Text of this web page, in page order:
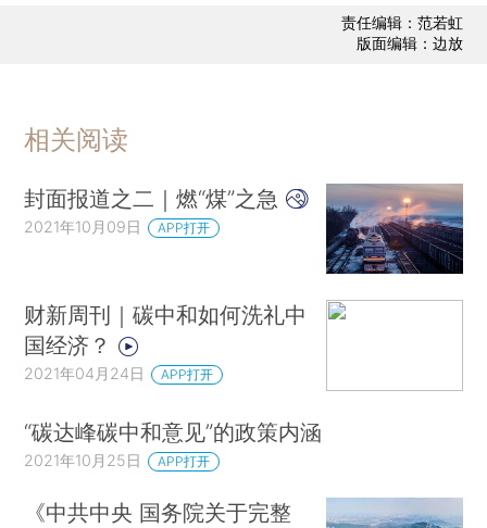
责任编辑：范若虹
版面编辑：边放
相关阅读
封面报道之二｜燃“煤”之急
2021年10月09日 APP打开
财新周刊｜碳中和如何洗礼中
国经济？
2021年04月24日 APP打开
“碳达峰碳中和意见”的政策内涵
2021年10月25日 APP打开
《中共中央 国务院关于完整